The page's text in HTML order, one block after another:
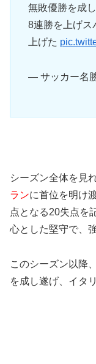
無敗優勝を成
8連勝を上げス
上げた
— サッカー名
シーズン全体を見
ランに首位を明け
点となる20失点を
心とした堅守で、
このシーズン以降
を成し遂げ、イタ